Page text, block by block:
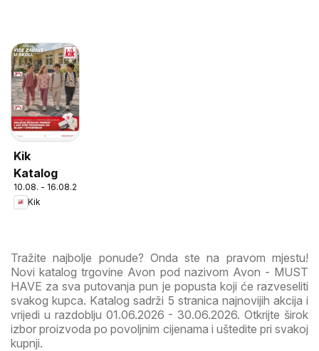
Kik
Katalog
10.08. - 16.08.2026
Kik
Tražite najbolje ponude? Onda ste na pravom mjestu!
Novi katalog trgovine Avon pod nazivom Avon - MUST
HAVE za sva putovanja pun je popusta koji će razveseliti
svakog kupca. Katalog sadrži 5 stranica najnovijih akcija i
vrijedi u razdoblju 01.06.2026 - 30.06.2026. Otkrijte širok
izbor proizvoda po povoljnim cijenama i uštedite pri svakoj
kupnji.